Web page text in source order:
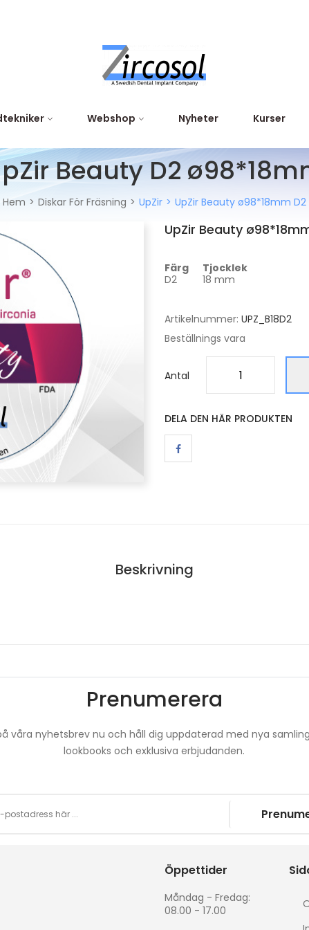
Webshop Nyheter Kurser
Beauty D2
Hem Diskar För Fräsning UpZir UpZir Beauty ø98*18mm D2
UpZir Beauty
Färg
D2
Tjocklek
18 mm
Artikelnummer: UPZ_B18D2
Beställnings vara
Antal
DELA DEN HÄR PRODUKTEN
Beskrivning
Prenumerera
våra nyhetsbrev nu och håll dig uppdaterad med nya
lookbooks och exklusiva erbjudanden.
Öppettider
Måndag - Fredag:
08.00 - 17.00